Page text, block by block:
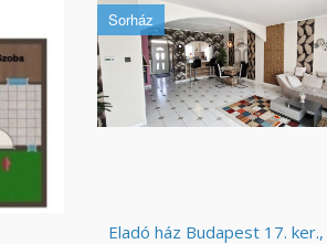
Sorház